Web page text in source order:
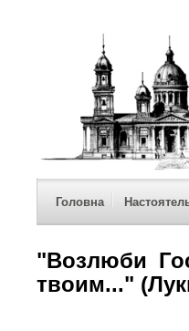
Головна
"Возлюби
твоим..."